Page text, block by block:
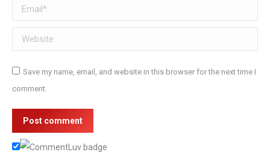
Email *
Website
Save my name, email, and website in this browser for the next time I
comment.
Post comment